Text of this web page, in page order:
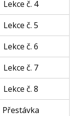
Lekce č. 4
Lekce č. 5
Lekce č. 6
Lekce č. 7
Lekce č. 8
Přestávka